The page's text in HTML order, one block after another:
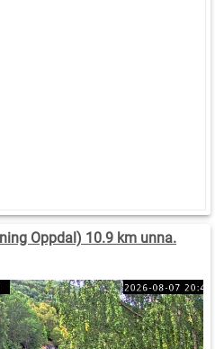
Oppdal) 10.9 km unna.